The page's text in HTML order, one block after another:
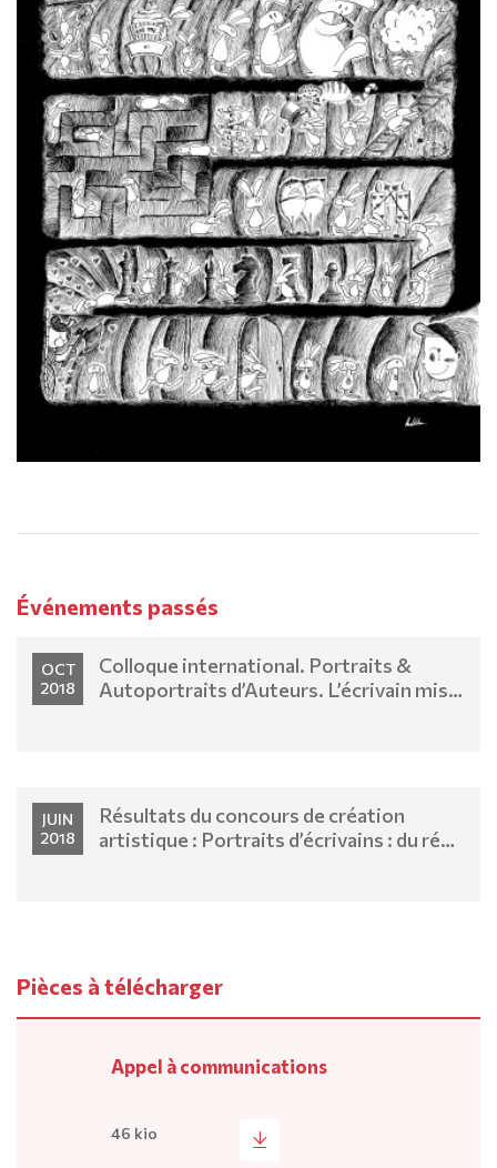
Événements passés
OCT
2018
Colloque international. Portraits &
Autoportraits d’Auteurs. L’écrivain mis
JUIN
2018
Résultats du concours de création
artistique : Portraits d’écrivains : du réel
Pièces à télécharger
Appel à communications
46 kio